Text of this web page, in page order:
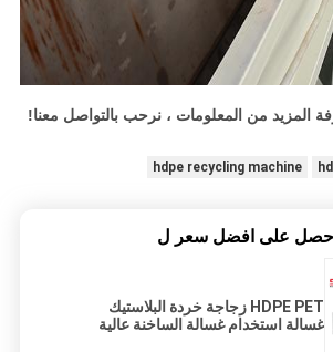
المزيد من المعلومات ، نرحب بالتواصل معنا!
hdpe recycling machine
احصل على افضل سعر ل
HDPE PET زجاجة خردة البلاستيك
غسالة استخدام غسالة الساخنة عالية